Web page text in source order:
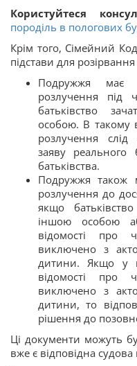
Користуйтеся
породіль в пологових
Крім того, Сімейний
підстави для
Подружжя має
розлучення під
батьківство
особою. В такому
розлучення слід
заяву
батьківства.
Подружжя також
розлучення до
якщо
іншою особою
відомості про
виключено з
дитини. Якщо у
відомості про
виключено з
дитини, то
рішення до
Ці документи можуть
вже є відповідна судова